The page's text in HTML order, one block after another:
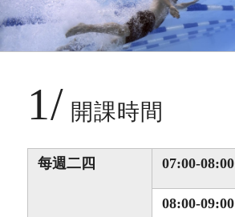
1/ 開課時間
每週二四 07:00-08:00
08:00-09:00